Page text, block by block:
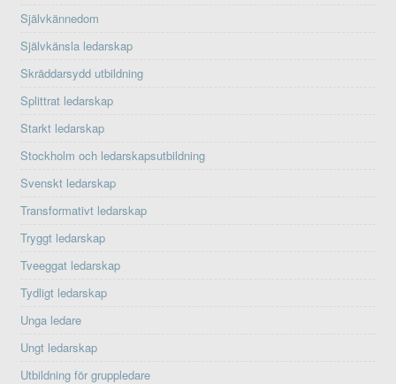
Självkännedom
Självkänsla ledarskap
Skräddarsydd utbildning
Splittrat ledarskap
Starkt ledarskap
Stockholm och ledarskapsutbildning
Svenskt ledarskap
Transformativt ledarskap
Tryggt ledarskap
Tveeggat ledarskap
Tydligt ledarskap
Unga ledare
Ungt ledarskap
Utbildning för gruppledare